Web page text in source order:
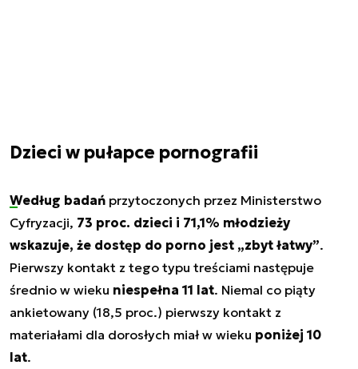
Dzieci w pułapce pornografii
Według badań przytoczonych przez Ministerstwo
Cyfryzacji, 73 proc. dzieci i 71,1% młodzieży
wskazuje, że dostęp do porno jest „zbyt łatwy”.
Pierwszy kontakt z tego typu treściami następuje
średnio w wieku niespełna 11 lat. Niemal co piąty
ankietowany (18,5 proc.) pierwszy kontakt z
materiałami dla dorosłych miał w wieku poniżej 10
lat.